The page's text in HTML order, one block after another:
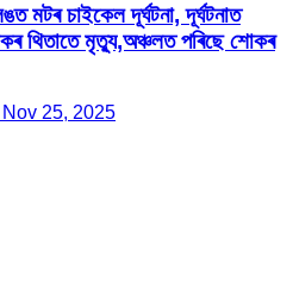
মটৰ চাইকেল দূৰ্ঘটনা, দূৰ্ঘটনাত
থিতাতে মৃত্যু,অঞ্চলত পৰিছে শোকৰ
25, 2025